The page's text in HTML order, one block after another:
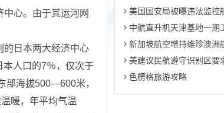
心。由于其运河网
的日本两大经济中心
人口的7％，仅次于
部海拔500—600米，
暖，年平均气温
美国国安局被曝违法监控
中航直升机天津基地一期
新加坡航空增持维珍澳洲
美建议民航遵守识别区要
色楞格旅游攻略